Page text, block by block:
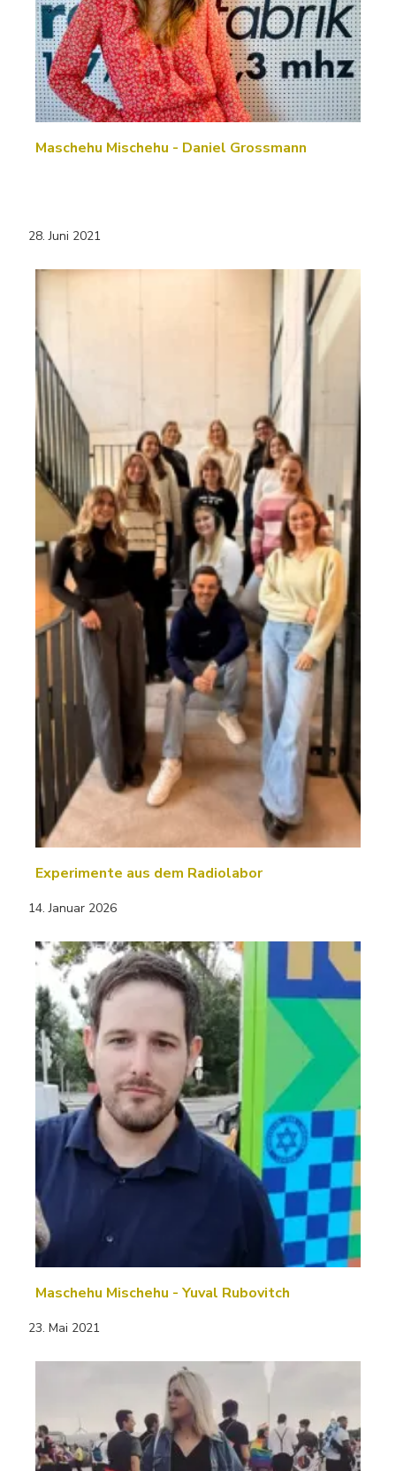
Maschehu Mischehu - Daniel Grossmann
28. Juni 2021
Experimente aus dem Radiolabor
14. Januar 2026
Maschehu Mischehu - Yuval Rubovitch
23. Mai 2021